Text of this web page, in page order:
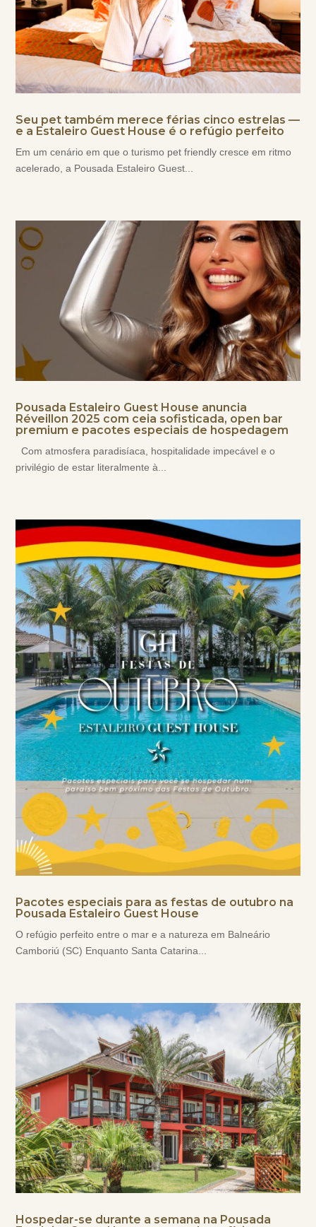
Seu pet também merece férias cinco estrelas —
e a Estaleiro Guest House é o refúgio perfeito
Em um cenário em que o turismo pet friendly cresce em ritmo
acelerado, a Pousada Estaleiro Guest...
Pousada Estaleiro Guest House anuncia
Réveillon 2025 com ceia sofisticada, open bar
premium e pacotes especiais de hospedagem
Com atmosfera paradisíaca, hospitalidade impecável e o
privilégio de estar literalmente à...
Pacotes especiais para as festas de outubro na
Pousada Estaleiro Guest House
O refúgio perfeito entre o mar e a natureza em Balneário
Camboriú (SC) Enquanto Santa Catarina...
Hospedar-se durante a semana na Pousada